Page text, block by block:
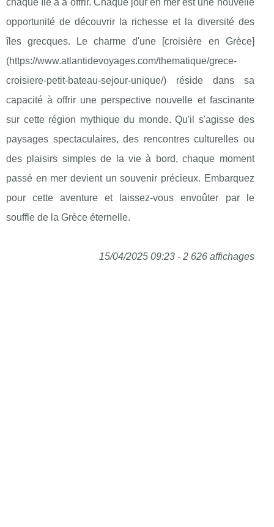
opportunité de découvrir la richesse et la diversité des
îles grecques. Le charme d'une [croisière en Grèce]
(https://www.atlantidevoyages.com/thematique/grece-
croisiere-petit-bateau-sejour-unique/) réside dans sa
capacité à offrir une perspective nouvelle et fascinante
sur cette région mythique du monde. Qu'il s'agisse des
paysages spectaculaires, des rencontres culturelles ou
des plaisirs simples de la vie à bord, chaque moment
passé en mer devient un souvenir précieux. Embarquez
pour cette aventure et laissez-vous envoûter par le
souffle de la Grèce éternelle.
15/04/2025 09:23 - 2 626 affichages